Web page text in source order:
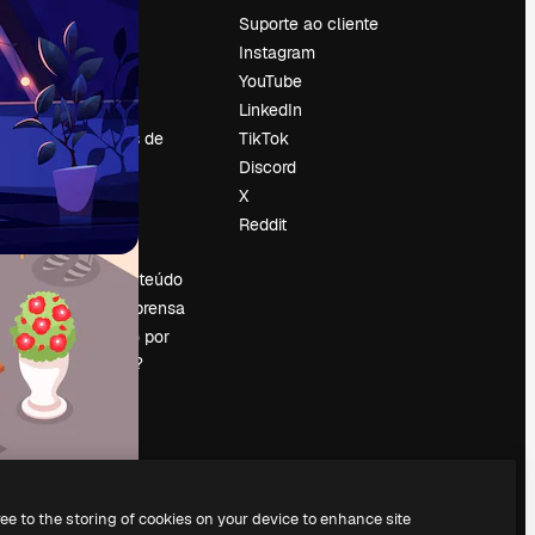
Preços
Sobre nós
Reviews
Emprego
Tendências de
pesquisa
Blog
Eventos
Slidesgo
Vender conteúdo
Sala de imprensa
Procurando por
magnific.ai?
Suporte ao cliente
Instagram
YouTube
LinkedIn
TikTok
Discord
X
Reddit
to the storing of cookies on your device to enhance site